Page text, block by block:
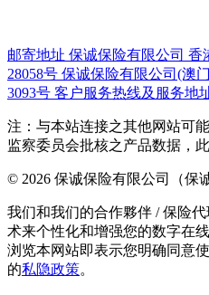
邮寄地址 保诚保险有限公司 香
28058号 保诚保险有限公司(澳
3093号 客户服务热线及服务地
注：与本站连接之其他网站可
监察委员会批核之产品数据，
© 2026 保诚保险有限公司（保
我们和我们的合作夥伴 / 保险
术来个性化和增强您的数字在
浏览本网站即表示您明确同意
的私隐政策。